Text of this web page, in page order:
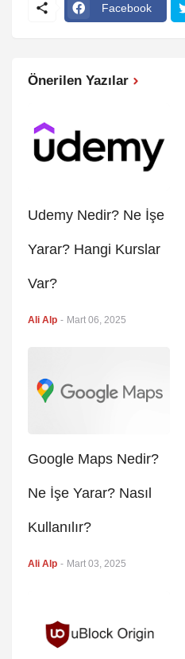
Facebook
Önerilen Yazılar
Udemy Nedir? Ne İşe
Yarar? Hangi Kurslar
Var?
Ali Alp - Mart 06, 2025
Google Maps Nedir?
Ne İşe Yarar? Nasıl
Kullanılır?
Ali Alp - Mart 03, 2025